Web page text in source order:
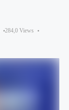
284,0 Views